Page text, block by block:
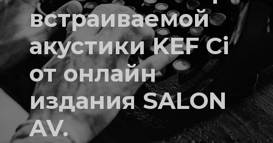
встраиваемой
акустики KEF Ci
от онлайн
издания SALON
AV.